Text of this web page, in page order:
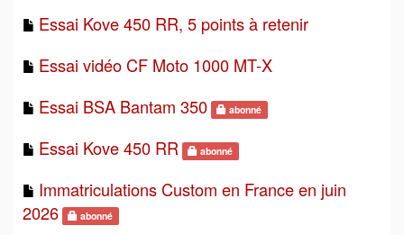
Essai Kove 450 RR, 5 points à retenir
Essai vidéo CF Moto 1000 MT-X
Essai BSA Bantam 350
abonné
Essai Kove 450 RR abonné
Immatriculations Custom en France en juin
2026
abonné